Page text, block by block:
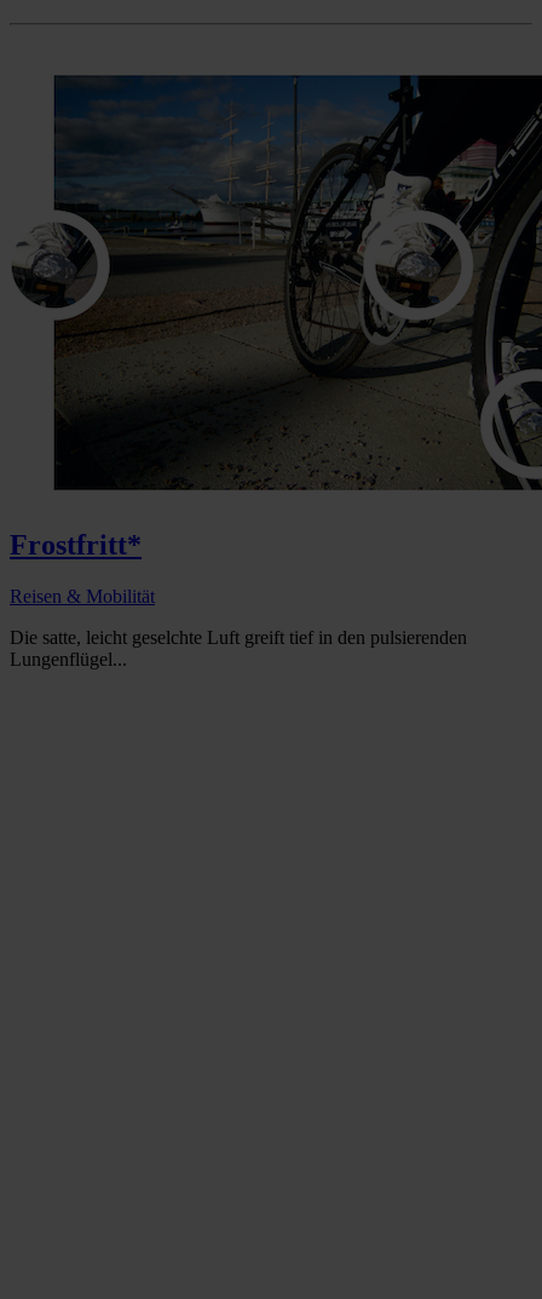
Frostfritt*
Reisen & Mobilität
Die satte, leicht geselchte Luft greift tief in den pulsierenden
Lungenflügel...